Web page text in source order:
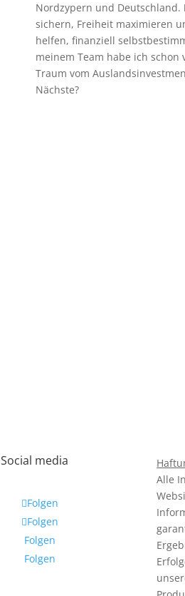
Nordzypern und Deutschland.
sichern, Freiheit maximieren
helfen, finanziell
meinem Team habe ich schon
Traum vom
Nächste?
Social media
Folgen
Folgen
Folgen
Folgen
Alle